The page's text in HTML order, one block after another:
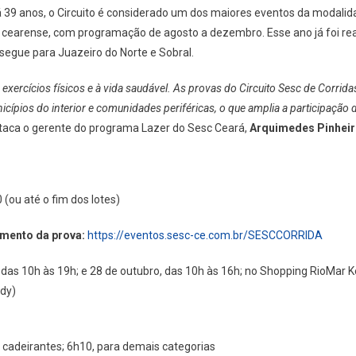
anos, o Circuito é considerado um dos maiores eventos da
com programação de agosto a dezembro. Esse ano já foi
para Juazeiro do Norte e Sobral.
exercícios físicos e à vida saudável. As provas do Circuito Sesc de
do interior e comunidades periféricas, o que amplia a participação
o gerente do programa Lazer do Sesc Ceará, Arquimedes
(ou até o fim dos lotes)
da prova: https://eventos.sesc-ce.com.br/SESCCORRIDA
10h às 19h; e 28 de outubro, das 10h às 16h; no Shopping RioMar
cadeirantes; 6h10, para demais categorias